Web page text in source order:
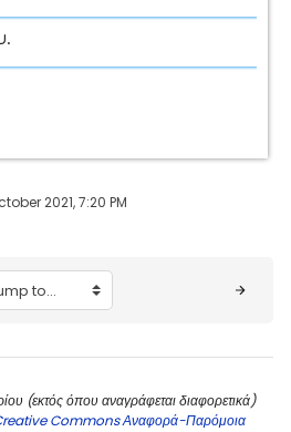
2021, 7:20 PM
to...
(εκτός όπου αναγράφεται διαφορετικά)
Commons Αναφορά-Παρόμοια